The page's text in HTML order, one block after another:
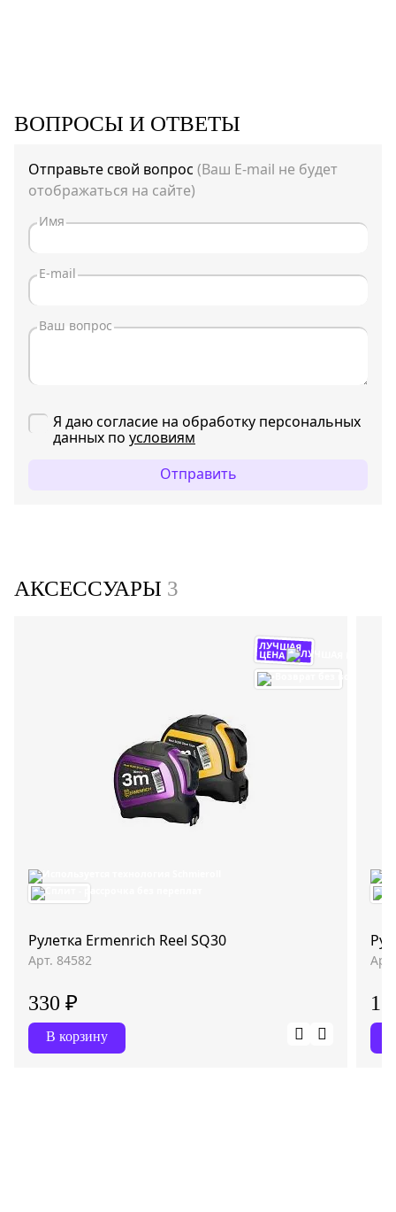
ВОПРОСЫ И ОТВЕТЫ
Отправьте свой вопрос (Ваш E-mail не будет
отображаться на сайте)
Я даю согласие на обработку персональных
данных по условиям
Отправить
АКСЕССУАРЫ 3
ЛУЧШАЯ
ЦЕНА
Рулетка Ermenrich Reel SQ30
Арт. 84582
330 ₽
В корзину
1